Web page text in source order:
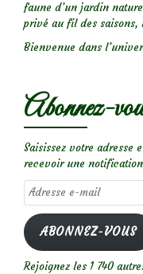
faune d’un jardin
privé au fil des saisons,
Bienvenue dans
Abonnez-
Saisissez votre adresse
recevoir une
Adresse
e-
mail
ABONNEZ-VOUS
Rejoignez les 1 740